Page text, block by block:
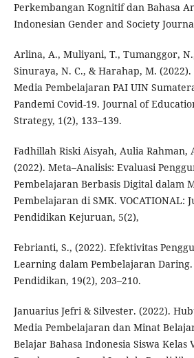
Perkembangan Kognitif dan Bahasa
Indonesian Gender and Society
Arlina, A., Muliyani, T., Tumanggor,
Sinuraya, N. C., & Harahap, M.
Media Pembelajaran PAI UIN
Pandemi Covid-19. Journal of
Strategy, 1(2), 133–139.
Fadhillah Riski Aisyah, Aulia Rahman,
(2022). Meta–Analisis: Evaluasi
Pembelajaran Berbasis Digital dalam
Pembelajaran di SMK. VOCATIONAL:
Pendidikan Kejuruan, 5(2),
Febrianti, S., (2022). Efektivitas
Learning dalam Pembelajaran
Pendidikan, 19(2), 203–210.
Januarius Jefri & Silvester. (2022).
Media Pembelajaran dan Minat
Belajar Bahasa Indonesia Siswa Kelas